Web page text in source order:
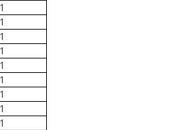
1
1
1
1
1
1
1
1
1